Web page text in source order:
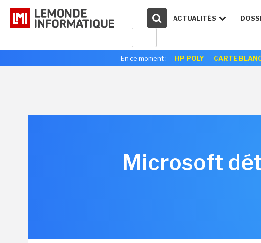
ACTUALITÉS
En ce moment : HP POLY CARTE
Microsoft